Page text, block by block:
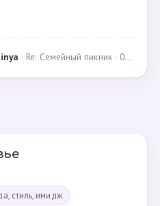
· Re: Семейный пикник · 07.05.2025
стиль, имидж